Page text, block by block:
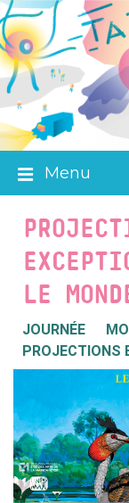
Skip
to
content
Skip
to
main
navigation
Skip
to
footer
Menu
LE
JOURNÉE
PROJECTIONS